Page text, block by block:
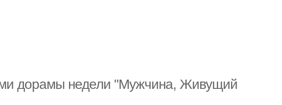
дорамы недели "Мужчина, Живущий